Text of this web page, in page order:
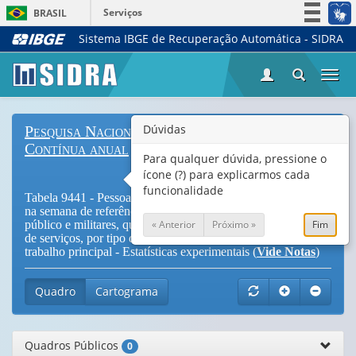
BRASIL
Serviços
Simplifique!
Acesso à informação
Sistema IBGE de Recuperação Automática - SIDRA
Pesquisa Nacional por Amostra de Domicílios
Contínua anual
Tabela 9441 - Pessoas de 14 anos ou mais de idade ocupadas
na semana de referência, exclusive os empregados no setor
público e militares, que trabalharam por meio de plataformas
de serviços, por tipo de plataforma de serviço utilizada no
trabalho principal - Estatísticas experimentais (Vide Notas)
Quadro Cartograma
Quadros Públicos 0
Dúvidas
Para qualquer dúvida, pressione o
ícone (?) para explicarmos cada
funcionalidade
« Anterior Próximo » Fim